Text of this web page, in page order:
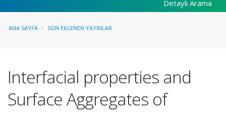
Detaylı Arama
ANA SAYFA SON EKLENEN YAYINLAR
Interfacial properties and
Surface Aggregates of